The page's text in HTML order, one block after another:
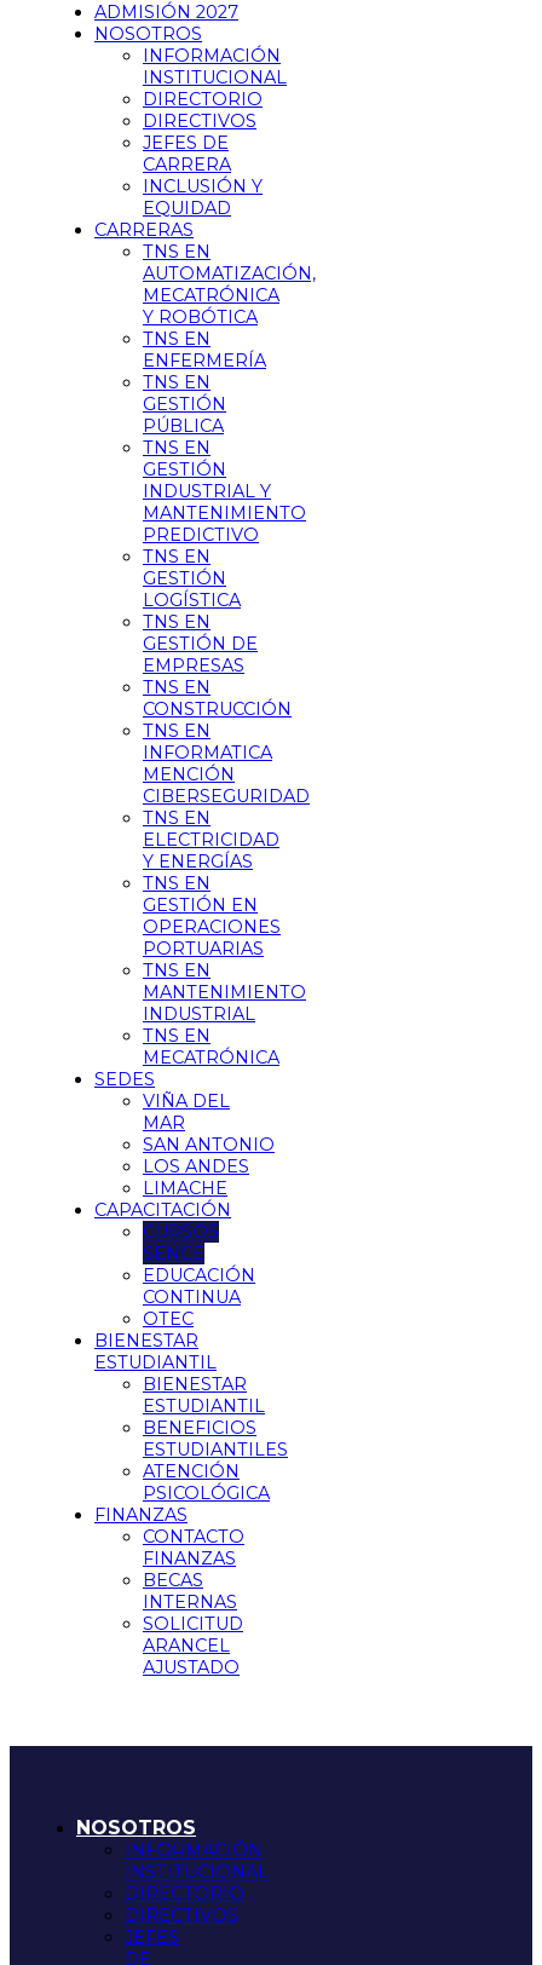
ADMISIÓN 2027
NOSOTROS
INFORMACIÓN
INSTITUCIONAL
DIRECTORIO
DIRECTIVOS
JEFES DE
CARRERA
INCLUSIÓN Y
EQUIDAD
CARRERAS
TNS EN
AUTOMATIZACIÓN,
MECATRÓNICA
Y ROBÓTICA
TNS EN
ENFERMERÍA
TNS EN
GESTIÓN
PÚBLICA
TNS EN
GESTIÓN
INDUSTRIAL Y
MANTENIMIENTO
PREDICTIVO
TNS EN
GESTIÓN
LOGÍSTICA
TNS EN
GESTIÓN DE
EMPRESAS
TNS EN
CONSTRUCCIÓN
TNS EN
INFORMATICA
MENCIÓN
CIBERSEGURIDAD
TNS EN
ELECTRICIDAD
Y ENERGÍAS
TNS EN
GESTIÓN EN
OPERACIONES
PORTUARIAS
TNS EN
MANTENIMIENTO
INDUSTRIAL
TNS EN
MECATRÓNICA
SEDES
VIÑA DEL
MAR
SAN ANTONIO
LOS ANDES
LIMACHE
CAPACITACIÓN
CURSOS
SENCE
EDUCACIÓN
CONTINUA
OTEC
BIENESTAR
ESTUDIANTIL
BIENESTAR
ESTUDIANTIL
BENEFICIOS
ESTUDIANTILES
ATENCIÓN
PSICOLÓGICA
FINANZAS
CONTACTO
FINANZAS
BECAS
INTERNAS
SOLICITUD
ARANCEL
AJUSTADO
NOSOTROS
INFORMACIÓN
INSTITUCIONAL
DIRECTORIO
DIRECTIVOS
JEFES
DE